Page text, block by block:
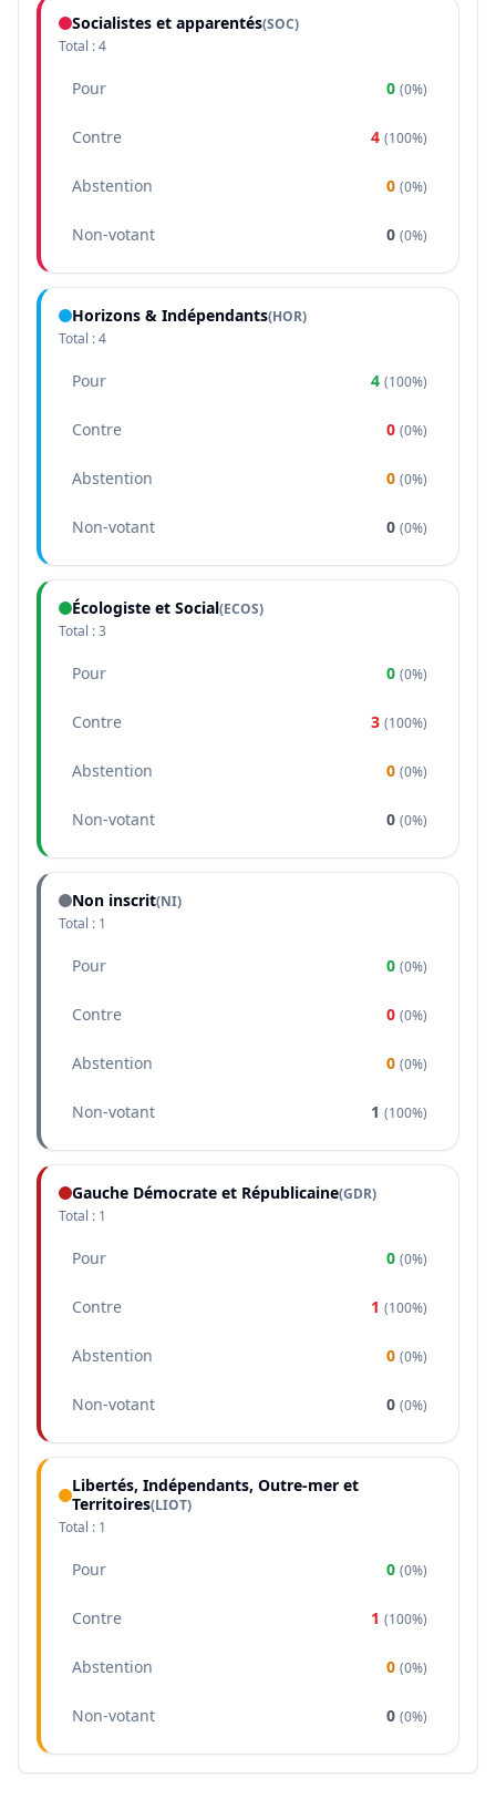
Socialistes et apparentés(SOC)
Total :4
Pour 0 (0%)
Contre 4 (100%)
Abstention 0 (0%)
Non-votant 0 (0%)
Horizons & Indépendants(HOR)
Total :4
Pour 4 (100%)
Contre 0 (0%)
Abstention 0 (0%)
Non-votant 0 (0%)
Écologiste et Social(ECOS)
Total :3
Pour 0 (0%)
Contre 3 (100%)
Abstention 0 (0%)
Non-votant 0 (0%)
Non inscrit(NI)
Total : 1
Pour 0 (0%)
Contre 0 (0%)
Abstention 0 (0%)
Non-votant 1 (100%)
Gauche Démocrate et Républicaine(GDR)
Total : 1
Pour 0 (0%)
Contre 1 (100%)
Abstention 0 (0%)
Non-votant 0 (0%)
Libertés, Indépendants, Outre-mer et
Territoires(LIOT)
Total : 1
Pour 0 (0%)
Contre 1 (100%)
Abstention 0 (0%)
Non-votant 0 (0%)